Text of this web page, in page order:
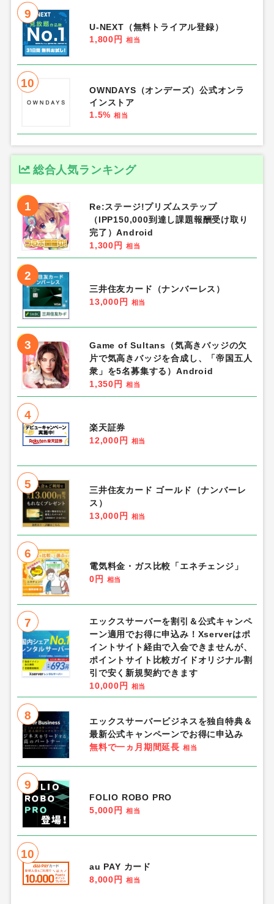
9
U-NEXT（無料トライアル登録）
1,800円
相当
10
OWNDAYS（オンデーズ）公式オンラ
インストア
1.5% 相当
総合人気ランキング
1
Re:ステージ!プリズムステップ
（IPP150,000到達し課題報酬受け取り
完了）Android
1,300円
相当
2
三井住友カード（ナンバーレス）
13,000円
相当
3
Game of Sultans（気高きバッジの欠
片で気高きバッジを合成し、「帝国五人
衆」を5名募集する）Android
1,350円
相当
4
楽天証券
12,000円
相当
5
三井住友カード ゴールド（ナンバーレ
ス）
13,000円
相当
6
電気料金・ガス比較「エネチェンジ」
0円
相当
7
エックスサーバーを割引＆公式キャンペ
ーン適用でお得に申込み！Xserverはポ
イントサイト経由で入会できませんが、
ポイントサイト比較ガイドオリジナル割
引で安く新規契約できます
10,000円
相当
8
エックスサーバービジネスを独自特典＆
最新公式キャンペーンでお得に申込み
無料で一ヵ月期間延長 相当
9
FOLIO ROBO PRO
5,000円
相当
10
au PAY カード
8,000円
相当